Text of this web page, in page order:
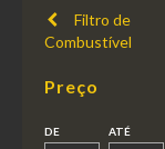
Filtro de
Combustível
Preço
DE ATÉ